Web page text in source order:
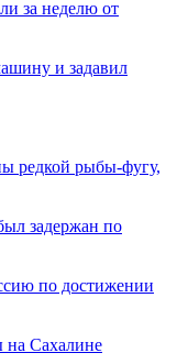
за неделю от
и задавил
редкой рыбы-фугу,
задержан по
по достижении
на Сахалине